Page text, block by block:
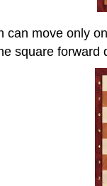
can move only
square forward